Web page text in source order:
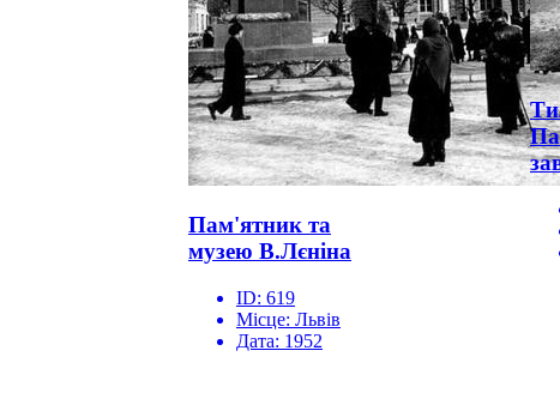
Пам'ятник та
музею В.Лєніна
ID: 619
Місце: Львів
Дата: 1952